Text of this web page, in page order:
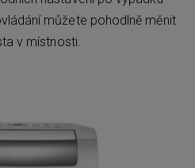
můžete pohodlně měnit
v místnosti.